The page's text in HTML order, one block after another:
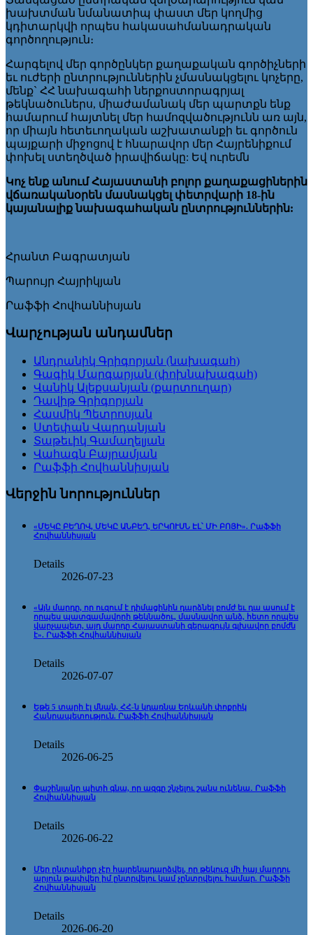
խախտման նմանատիպ փաստ մեր կողմից
կդիտարկվի որպես հակասահմանադրական
գործողություն։
Հարգելով մեր գործընկեր քաղաքական գործիչների
եւ ուժերի ընտրություններին չմասնակցելու կոչերը,
մենք` ՀՀ նախագահի ներքոստորագրյալ
թեկնածուներս, միաժամանակ մեր պարտքն ենք
համարում հայտնել մեր համոզվածությունն առ այն,
որ միայն հետեւողական աշխատանքի եւ գործուն
պայքարի միջոցով է հնարավոր մեր Հայրենիքում
փոխել ստեղծված իրավիճակը: Եվ ուրեմն
Կոչ ենք անում Հայաստանի բոլոր քաղաքացիներին
վճառականօրեն մասնակցել փետրվարի 18-ին
կայանալիք նախագահական ընտրություններին:
Հրանտ Բագրատյան
Պարույր Հայրիկյան
Րաֆֆի Հովհաննիսյան
Վարչության անդամներ
Անդրանիկ Գրիգորյան (նախագահ)
Գագիկ Մարգարյան (փոխնախագահ)
Վանիկ Ալեքսանյան (քարտուղար)
Դավիթ Գրիգորյան
Հասմիկ Պետրոսյան
Ստեփան Վարդանյան
Տաթեւիկ Գամաղելյան
Վահագն Բայրամյան
Րաֆֆի Հովհաննիսյան
Վերջին նորություններ
«ՄԵԿԸ ԲԵՂՈՎ, ՄԵԿԸ ԱՆԲԵՂ, ԵՐԿՈՒՍՆ ԷԼ՝ ՄԻ ԲՈՅԻ». Րաֆֆի
Հովհաննիսյան
Details
2026-07-23
«Այն մարդը, որ ուզում է դիմացինին դարձնել բոմժ եւ դա ասում է
որպես պատգամավորի թեկնածու, մասնավոր անձ, հետո որպես
վարչապետ, այդ մարդը Հայաստանի գերագույն գլխավոր բոմժն
է». Րաֆֆի Հովհաննիսյան
Details
2026-07-07
Եթե 5 տարի էլ մնան, ՀՀ-ն կդառնա Երևանի փոքրիկ
Հանրապետություն. Րաֆֆի Հովհաննիսյան
Details
2026-06-25
Փաշինյանը պիտի գնա, որ ազգը շնչելու շանս ունենա․ Րաֆֆի
Հովհաննիսյան
Details
2026-06-22
Մեր ընտանիքը չէր հայրենադարձվել, որ թեկուզ մի հայ մարդու
արյուն թափվեր իմ ընտրվելու կամ չընտրվելու համար. Րաֆֆի
Հովհաննիսյան
Details
2026-06-20